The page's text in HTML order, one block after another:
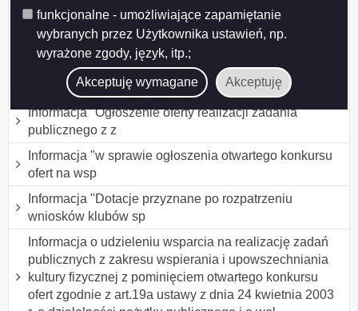
funkcjonalne - umożliwiające zapamiętanie
wybranych przez Użytkownika ustawień, np.
wyrażone zgody, język, itp.;
Akceptuję wymagane Akceptuję
Informacja o udzieleniu wsparcia na realizację zadania
publicznego z zakresu ochrony i promocji zdrowia oraz
działalności na rzecz osób niepełnosprawnych pn.
"Wspieranie działań w zakresie profilaktyki zdrowotnej
i promocji zdrowego stylu życia" z pominię
Informacja "Ogłoszenie oferty realizacji zadania
publicznego z z
Informacja "w sprawie ogłoszenia otwartego konkursu
ofert na wsp
Informacja "Dotacje przyznane po rozpatrzeniu
wniosków klubów sp
Informacja o udzieleniu wsparcia na realizację zadań
publicznych z zakresu wspierania i upowszechniania
kultury fizycznej z pominięciem otwartego konkursu
ofert zgodnie z art.19a ustawy z dnia 24 kwietnia 2003